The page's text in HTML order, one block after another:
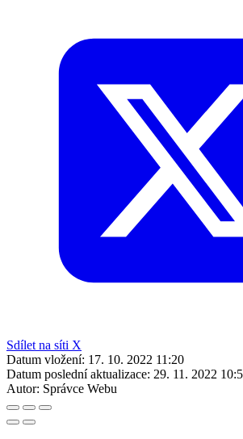
Sdílet na síti X
Datum vložení: 17. 10. 2022 11:20
Datum poslední aktualizace: 29. 11. 2022
Autor: Správce Webu